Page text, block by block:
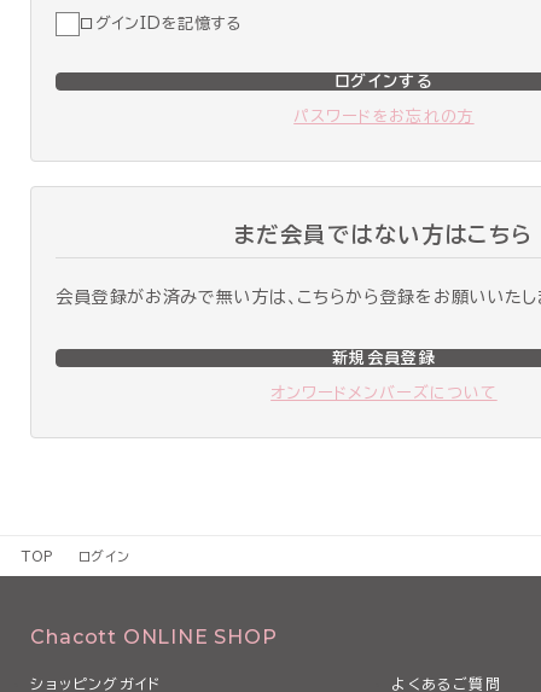
ログインIDを記憶する
ログインする
パスワードをお忘れの方
まだ会員ではない方はこちら
会員登録がお済みで無い方は、こちらから登録をお願いいたし
新規会員登録
オンワードメンバーズについて
TOP ログイン
Chacott ONLINE SHOP
ショッピングガイド よくあるご質問